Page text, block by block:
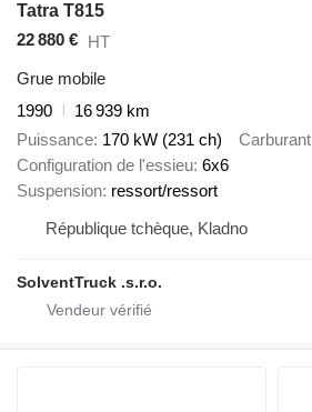
Tatra T815
22 880 € HT
Grue mobile
1990
16 939 km
Puissance 170 kW (231 ch) Carburant
Configuration de l'essieu 6x6
Suspension ressort/ressort
République tchèque, Kladno
SolventTruck .s.r.o.